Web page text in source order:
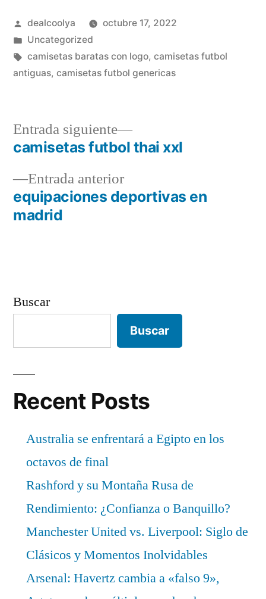
Publicado
por
dealcoolya
octubre 17, 2022
Publicado
en
Uncategorized
Etiquetas:
camisetas baratas con logo, camisetas futbol
antiguas, camisetas futbol genericas
Navegación
de
entradas
Entrada anteriorEntrada
anterior:
equipaciones deportivas en
madrid
Entrada siguiente
Entrada
siguiente:
camisetas futbol thai xxl
Buscar
Buscar
Recent Posts
Australia se enfrentará a Egipto en los
octavos de final
Rashford y su Montaña Rusa de
Rendimiento: ¿Confianza o Banquillo?
Manchester United vs. Liverpool: Siglo de
Clásicos y Momentos Inolvidables
Arsenal: Havertz cambia a «falso 9»,